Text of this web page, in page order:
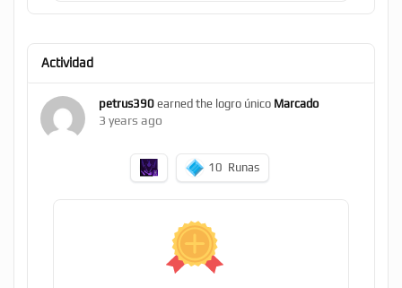
Actividad
petrus390 earned the logro único Marcado
3 years ago
10 Runas